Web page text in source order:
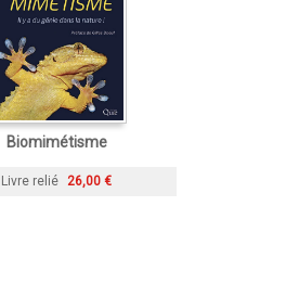
Biomimétisme
Livre relié 26,00 €